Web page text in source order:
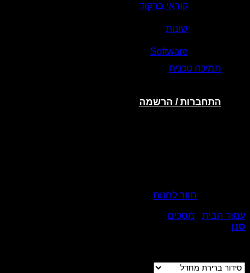
קוראי ברקוד
שונות
Software
תמיכה טכנית
התחברות / הרשמה
חזור לחנות
עמוד הבית
מסכים
סנן